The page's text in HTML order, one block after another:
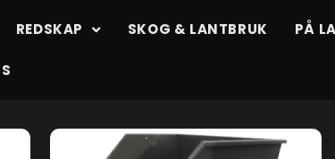
REDSKAP SKOG & LANTBRUK PÅ